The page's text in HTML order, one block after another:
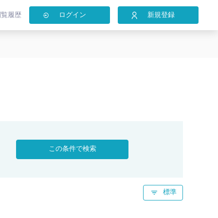
履歴 ログイン 新規登録
この条件で検索
標準